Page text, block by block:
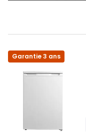
Garantie 3 ans